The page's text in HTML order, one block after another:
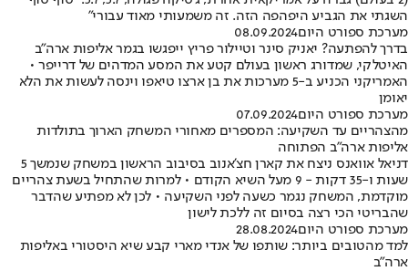
השגתי את הגביע היפהפה הזה. זה משמעותי מאוד עבורי"
מערכת ספורט היום08.09.2024
בדרך להפתעה? יאניק סינר וטיילור פריץ ייפגשו בגמר אליפות ארה"ב
האיטלקי, שמדורג ראשון בעולם קטע את המסע המדהים של דרייפר •
האמריקני הכניע ב-5 מערכות את בן ארצו טיאפו וינסה לעשות את הלא
יאומן
מערכת ספורט היום07.09.2024
מהצהריים עד השקיעה: המספרים מאחורי המשחק הארוך בתולדות
אליפות ארה"ב הפתוחה
דניאל אוואנס ניצח את קארן חצ'אנוב בסיבוב הראשון במשחק שנמשך 5
שעות ו-35 דקות - 9 מעל השיא הקודם • למרות שהתחיל בשעת צהריים
מוקדמת, המשחק נגמר כשעה לפני השקיעה • לכן לא מפתיע שהדבר
שהבריטי הכי רצה בסיום זה ללכת לישון
מערכת ספורט היום28.08.2024
למד מהטובים ביותר: שותפו של אנדי מארי קבע שיא היסטורי באליפות
ארה"ב